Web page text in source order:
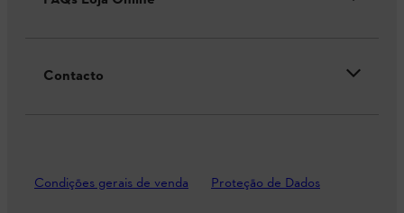
Contacto
Condições gerais de venda Proteção de Dados